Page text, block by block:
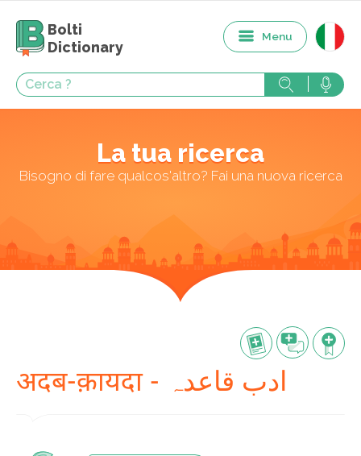
Bolti
Dictionary
Menu
La tua ricerca
Bisogno di fare qualcos'altro? Fai una nuova ricerca
अदब-क़ायदा - ادب قاعدہ